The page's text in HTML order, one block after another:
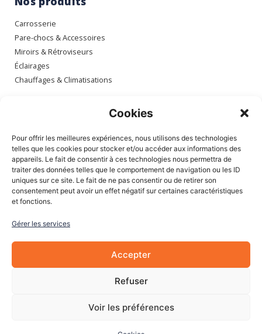
Cookies
Pour offrir les meilleures expériences, nous utilisons des technologies
telles que les cookies pour stocker et/ou accéder aux informations des
appareils. Le fait de consentir à ces technologies nous permettra de
traiter des données telles que le comportement de navigation ou les ID
uniques sur ce site. Le fait de ne pas consentir ou de retirer son
consentement peut avoir un effet négatif sur certaines caractéristiques
et fonctions.
Gérer les services
Accepter
Refuser
Voir les préférences
Carrosserie
Pare-chocs & Accessoires
Miroirs & Rétroviseurs
Éclairages
Chauffages & Climatisations
Mon compte
Mes commandes
Mes adresses
Mon panier
Informations
À Propos de nous
Blog
Mentions légales